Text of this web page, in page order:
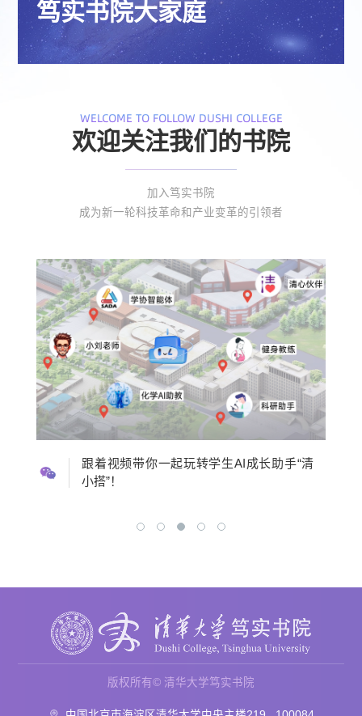
欢迎关注我们的书院
加入笃实书院
成为新一轮科技革命和产业变革的引领者
长空万里，直下看山河；励羽腾飞，矢志护
空天——空军节活动
版权所有© 清华大学笃实书院